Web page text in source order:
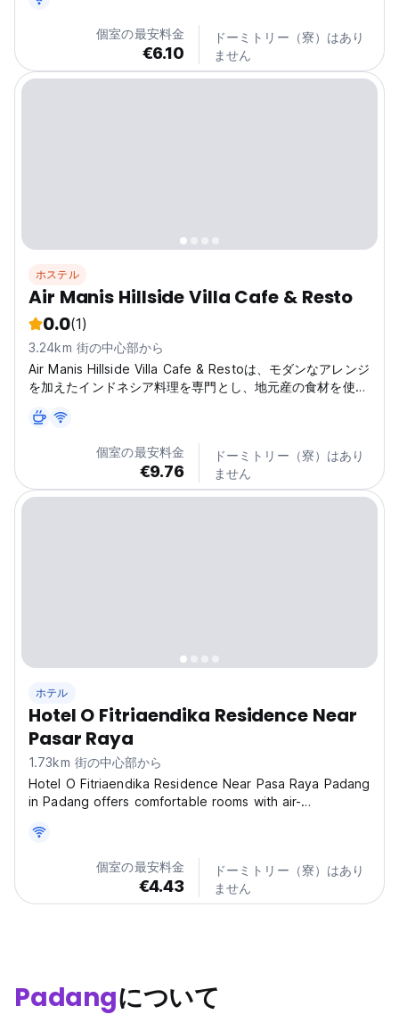
個室の最安料金
€6.10
ドーミトリー（寮）はあり
ません
ホステル
Air Manis Hillside Villa Cafe & Resto
0.0(1)
3.24km 街の中心部から
Air Manis Hillside Villa Cafe & Restoは、モダンなアレンジ
を加えたインドネシア料理を専門とし、地元産の食材を使用
個室の最安料金
€9.76
ドーミトリー（寮）はあり
ません
ホテル
Hotel O Fitriaendika Residence Near
Pasar Raya
1.73km 街の中心部から
Hotel O Fitriaendika Residence Near Pasa Raya Padang
in Padang offers comfortable rooms with air-
room includes a work desk, TV, and wardrobe,
ensuring a pleasant stay. Discover the perfect blend of
convenience...個室の最安料金
€4.43
ドーミトリー（寮）はあり
ません
Padangについて